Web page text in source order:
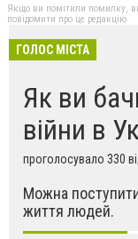
Якщо ви помітили помилку,
повідомити про це редакцію
ГОЛОС МІСТА
Як ви
війни в
проголосувало 330
Можна
життя людей.